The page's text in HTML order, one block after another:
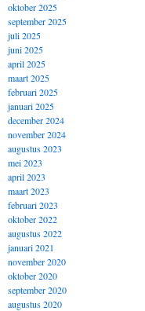
oktober 2025
september 2025
juli 2025
juni 2025
april 2025
maart 2025
februari 2025
januari 2025
december 2024
november 2024
augustus 2023
mei 2023
april 2023
maart 2023
februari 2023
oktober 2022
augustus 2022
januari 2021
november 2020
oktober 2020
september 2020
augustus 2020